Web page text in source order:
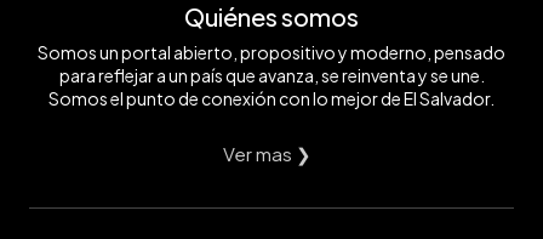
Quiénes somos
Somos un portal abierto, propositivo y moderno, pensado
para reflejar a un país que avanza, se reinventa y se une.
Somos el punto de conexión con lo mejor de El Salvador.
Ver mas ❯